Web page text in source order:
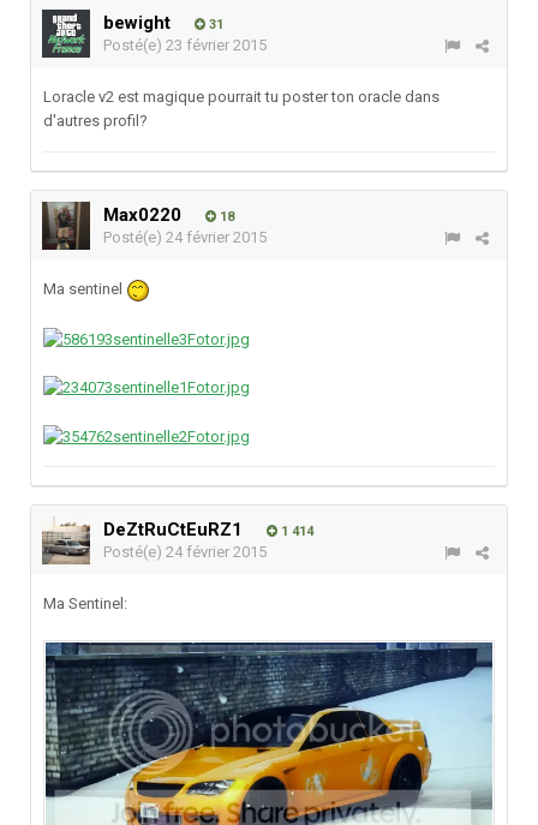
bewight 31
Posté(e) 23 février 2015
Loracle v2 est magique pourrait tu poster ton oracle dans
d'autres profil?
Max0220 18
Posté(e) 24 février 2015
Ma sentinel
DeZtRuCtEuRZ1 1 414
Posté(e) 24 février 2015
Ma Sentinel: